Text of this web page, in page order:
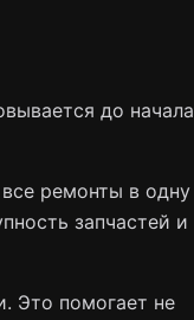
до начала
ремонты в одну
запчастей и
Это помогает не